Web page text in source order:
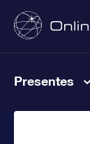
Presentes